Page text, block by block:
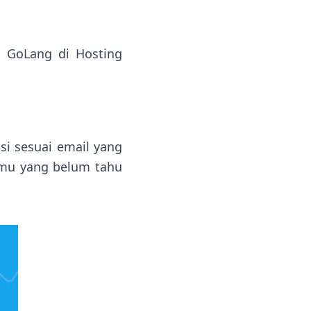
di Hosting
sesuai email yang
yang belum tahu